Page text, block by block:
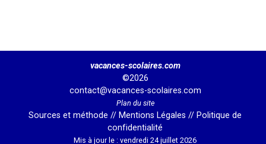
vacances-scolaires.com
©2026
contact@vacances-scolaires.com
Plan du site
Sources et méthode // Mentions Légales // Politique de
confidentialité
Mis à jour le : vendredi 24 juillet 2026